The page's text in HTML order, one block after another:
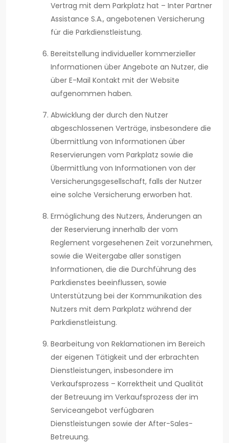
Vertrag mit dem Parkplatz hat – Inter Partner
Assistance S.A., angebotenen Versicherung
für die Parkdienstleistung.
Bereitstellung individueller kommerzieller
Informationen über Angebote an Nutzer, die
über E-Mail Kontakt mit der Website
aufgenommen haben.
Abwicklung der durch den Nutzer
abgeschlossenen Verträge, insbesondere die
Übermittlung von Informationen über
Reservierungen vom Parkplatz sowie die
Übermittlung von Informationen von der
Versicherungsgesellschaft, falls der Nutzer
eine solche Versicherung erworben hat.
Ermöglichung des Nutzers, Änderungen an
der Reservierung innerhalb der vom
Reglement vorgesehenen Zeit vorzunehmen,
sowie die Weitergabe aller sonstigen
Informationen, die die Durchführung des
Parkdienstes beeinflussen, sowie
Unterstützung bei der Kommunikation des
Nutzers mit dem Parkplatz während der
Parkdienstleistung.
Bearbeitung von Reklamationen im Bereich
der eigenen Tätigkeit und der erbrachten
Dienstleistungen, insbesondere im
Verkaufsprozess – Korrektheit und Qualität
der Betreuung im Verkaufsprozess der im
Serviceangebot verfügbaren
Dienstleistungen sowie der After-Sales-
Betreuung.